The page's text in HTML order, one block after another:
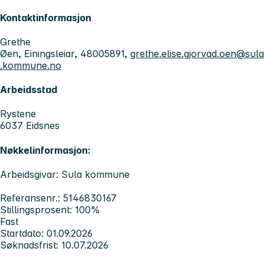
Kontaktinformasjon
Grethe
Øen, Einingsleiar, 48005891, grethe.elise.gjorvad.oen@sula
.kommune.no
Arbeidsstad
Rystene
6037 Eidsnes
Nøkkelinformasjon:
Arbeidsgivar: Sula kommune
Referansenr.: 5146830167
Stillingsprosent: 100%
Fast
Startdato: 01.09.2026
Søknadsfrist: 10.07.2026